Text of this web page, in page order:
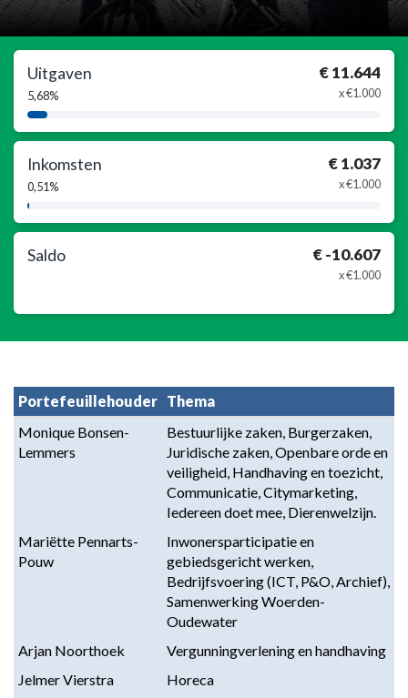
Uitgaven
5,68%
€ 11.644
x €1.000
5,68%
Inkomsten
0,51%
€ 1.037
x €1.000
0,51%
Saldo € -10.607
x €1.000
Portefeuillehouder Thema
Monique Bonsen-
Lemmers
Bestuurlijke zaken, Burgerzaken,
Juridische zaken, Openbare orde en
veiligheid, Handhaving en toezicht,
Communicatie, Citymarketing,
Iedereen doet mee, Dierenwelzijn.
Mariëtte Pennarts-
Pouw
Inwonersparticipatie en
gebiedsgericht werken,
Bedrijfsvoering (ICT, P&O, Archief),
Samenwerking Woerden-
Oudewater
Arjan Noorthoek
Vergunningverlening en handhaving
Jelmer Vierstra
Horeca